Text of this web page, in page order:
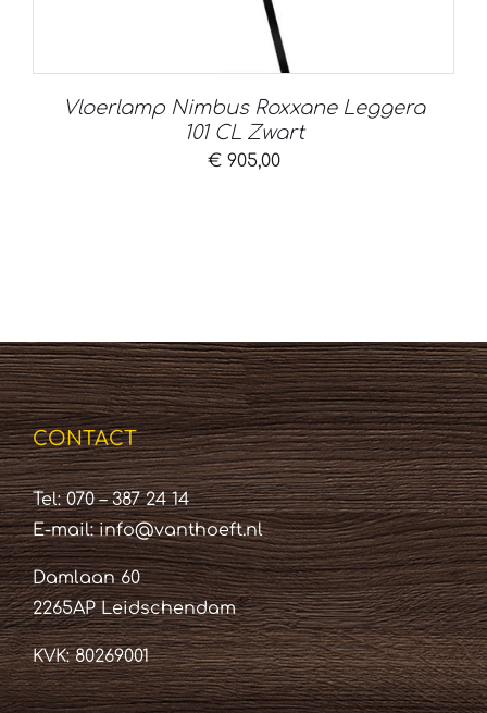
Vloerlamp Nimbus Roxxane Leggera
101 CL Zwart
€905,00
CONTACT
Tel: 070 – 387 24 14
E-mail:info@vanthoeft.nl
Damlaan 60
2265AP Leidschendam
KVK: 80269001